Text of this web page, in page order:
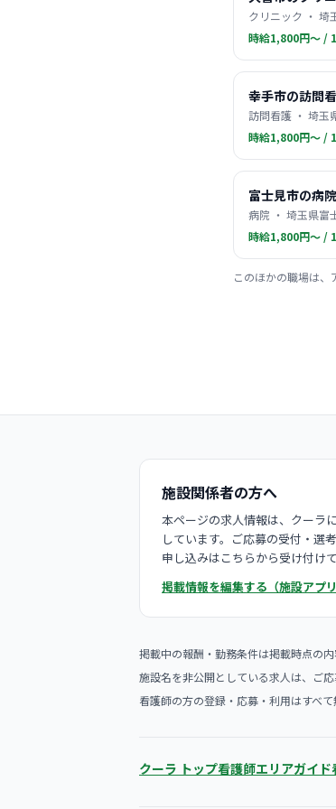
クリニック ・ 埼
時給1,800円〜 /
幸手市の訪問
訪問看護 ・ 埼玉
時給1,800円〜 /
富士見市の病院
病院 ・ 埼玉県富
時給1,800円〜 /
このほかの職場は、
施設関係者の方へ
本ページの求人情報は、クーラ
しています。ご応募の受付・選
申し込みはこちらから受け付けて
掲載情報を編集する（施設アプリ
掲載中の報酬・勤務条件は掲載時点の
施設名を非公開としている求人は、ご
看護師の方の登録・応募・利用はすべて
クーラ トップ看護師エリアガイド